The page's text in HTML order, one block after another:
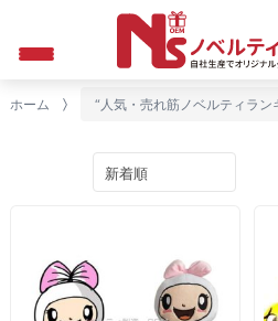
ホーム “人気・売れ筋ノベルティラン